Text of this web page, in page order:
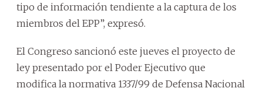
tipo de información tendiente a la captura de los
miembros del EPP”, expresó.
El Congreso sancionó este jueves el proyecto de
ley presentado por el Poder Ejecutivo que
modifica la normativa 1337/99 de Defensa Nacional